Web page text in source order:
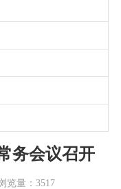
务会议召开
览量：3517